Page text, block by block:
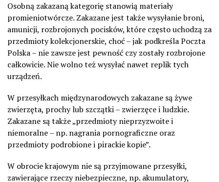
Osobną zakazaną kategorię stanowią materiały
promieniotwórcze. Zakazane jest także wysyłanie broni,
amunicji, rozbrojonych pocisków, które często uchodzą za
przedmioty kolekcjonerskie, choć – jak podkreśla Poczta
Polska – nie zawsze jest pewność czy zostały rozbrojone
całkowicie. Nie wolno też wysyłać nawet replik tych
urządzeń.
W przesyłkach międzynarodowych zakazane są żywe
zwierzęta, prochy lub szczątki – zwierzęce i ludzkie.
Zakazane są także „przedmioty nieprzyzwoite i
niemoralne – np. nagrania pornograficzne oraz
przedmioty podrobione i pirackie kopie”.
W obrocie krajowym nie są przyjmowane przesyłki,
zawierające rzeczy niebezpieczne, np. akumulatory,